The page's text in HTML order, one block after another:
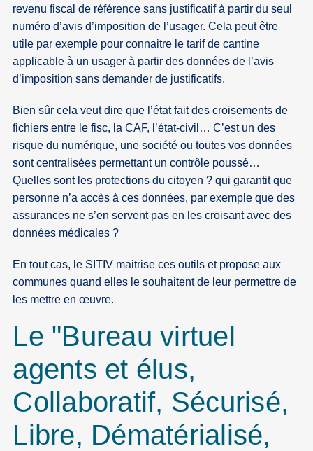
revenu fiscal de référence sans justificatif à partir du seul
numéro d’avis d’imposition de l’usager. Cela peut être
utile par exemple pour connaitre le tarif de cantine
applicable à un usager à partir des données de l’avis
d’imposition sans demander de justificatifs.
Bien sûr cela veut dire que l’état fait des croisements de
fichiers entre le fisc, la CAF, l’état-civil… C’est un des
risque du numérique, une société ou toutes vos données
sont centralisées permettant un contrôle poussé…
Quelles sont les protections du citoyen ? qui garantit que
personne n’a accès à ces données, par exemple que des
assurances ne s’en servent pas en les croisant avec des
données médicales ?
En tout cas, le SITIV maitrise ces outils et propose aux
communes quand elles le souhaitent de leur permettre de
les mettre en œuvre.
Le "Bureau virtuel
agents et élus,
Collaboratif, Sécurisé,
Libre, Dématérialisé,